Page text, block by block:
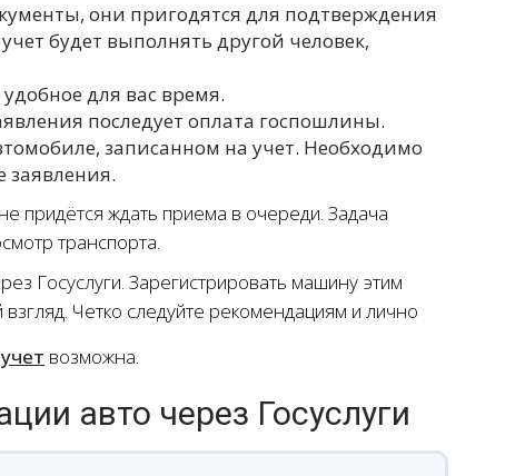
они пригодятся для подтверждения
будет выполнять другой человек,
для вас время.
последует оплата госпошлины.
записанном на учет. Необходимо
заявления.
придётся ждать приема в очереди. Задача
транспорта.
Госуслуги. Зарегистрировать машину этим
Четко следуйте рекомендациям и лично
возможна.
авто через Госуслуги